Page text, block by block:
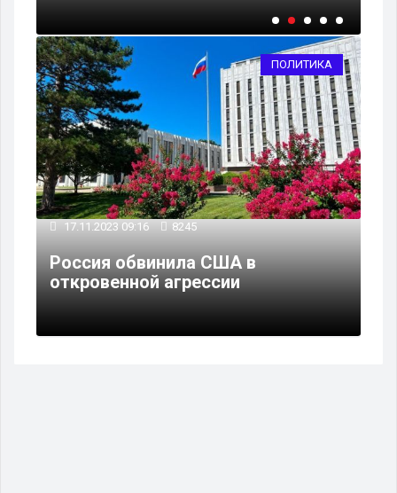
ПОЛИТИКА
17.11.2023 09:16 8245
Россия обвинила США в
откровенной агрессии